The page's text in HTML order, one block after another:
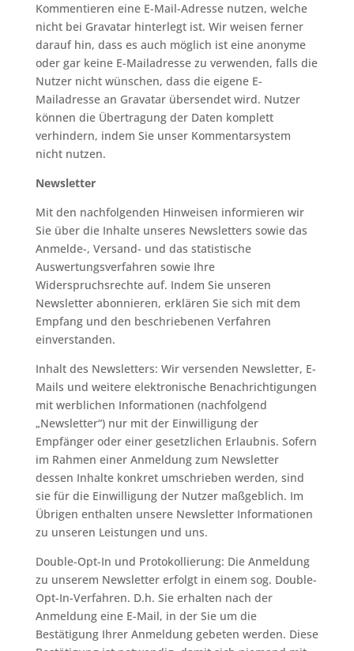
Kommentieren eine E-Mail-Adresse nutzen, welche
nicht bei Gravatar hinterlegt ist. Wir weisen ferner
darauf hin, dass es auch möglich ist eine anonyme
oder gar keine E-Mailadresse zu verwenden, falls die
Nutzer nicht wünschen, dass die eigene E-
Mailadresse an Gravatar übersendet wird. Nutzer
können die Übertragung der Daten komplett
verhindern, indem Sie unser Kommentarsystem
nicht nutzen.
Newsletter
Mit den nachfolgenden Hinweisen informieren wir
Sie über die Inhalte unseres Newsletters sowie das
Anmelde-, Versand- und das statistische
Auswertungsverfahren sowie Ihre
Widerspruchsrechte auf. Indem Sie unseren
Newsletter abonnieren, erklären Sie sich mit dem
Empfang und den beschriebenen Verfahren
einverstanden.
Inhalt des Newsletters: Wir versenden Newsletter, E-
Mails und weitere elektronische Benachrichtigungen
mit werblichen Informationen (nachfolgend
„Newsletter“) nur mit der Einwilligung der
Empfänger oder einer gesetzlichen Erlaubnis. Sofern
im Rahmen einer Anmeldung zum Newsletter
dessen Inhalte konkret umschrieben werden, sind
sie für die Einwilligung der Nutzer maßgeblich. Im
Übrigen enthalten unsere Newsletter Informationen
zu unseren Leistungen und uns.
Double-Opt-In und Protokollierung: Die Anmeldung
zu unserem Newsletter erfolgt in einem sog. Double-
Opt-In-Verfahren. D.h. Sie erhalten nach der
Anmeldung eine E-Mail, in der Sie um die
Bestätigung Ihrer Anmeldung gebeten werden. Diese